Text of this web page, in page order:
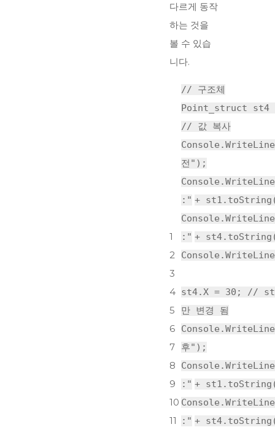
다르게 동작
하는 것을
볼 수 있습
니다.
1
2
3
4
5
6
7
8
9
10
11
// 구조체
Point_struct st4
// 값 복사
전" );
:" +
:" +
st4.X = 30; //
만 변경 됨
후" );
:" +
:" +